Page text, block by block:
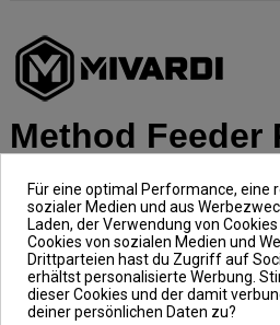
Method Feeder
Flat
Gewicht: 20g, Farbe:
Der Method Feeder
Für eine optimal Performance, eine
sozialer Medien und aus
Laden, der Verwendung von
Cookies von sozialen Medien und
Drittparteien hast du Zugriff auf
erhältst personalisierte Werbung.
dieser Cookies und der damit
deiner persönlichen Daten zu?